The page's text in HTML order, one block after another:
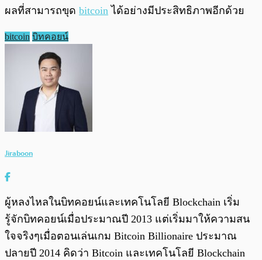
ผลที่สามารถขุด bitcoin ได้อย่างมีประสิทธิภาพอีกด้วย
bitcoin บิทคอยน์
Jiraboon
ผู้หลงไหลในบิทคอยน์และเทคโนโลยี Blockchain เริ่ม
รู้จักบิทคอยน์เมื่อประมาณปี 2013 แต่เริ่มมาให้ความสน
ใจจริงๆเมื่อตอนเล่นเกม Bitcoin Billionaire ประมาณ
ปลายปี 2014 คิดว่า Bitcoin และเทคโนโลยี Blockchain